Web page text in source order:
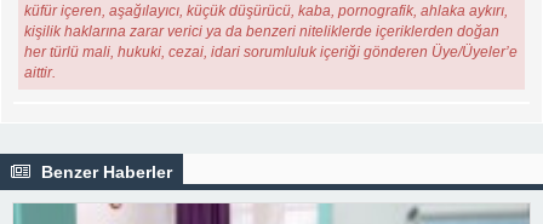
küfür içeren, aşağılayıcı, küçük düşürücü, kaba, pornografik, ahlaka aykırı,
kişilik haklarına zarar verici ya da benzeri niteliklerde içeriklerden doğan
her türlü mali, hukuki, cezai, idari sorumluluk içeriği gönderen Üye/Üyeler’e
aittir.
Benzer Haberler